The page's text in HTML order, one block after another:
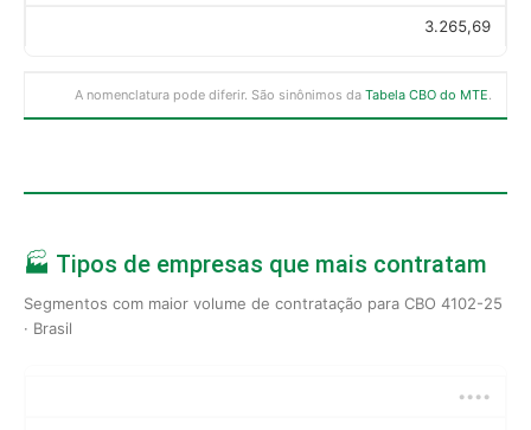
3.265,69
A nomenclatura pode diferir. São sinônimos da Tabela CBO do MTE.
🏭 Tipos de empresas que mais contratam
Segmentos com maior volume de contratação para CBO 4102-25
· Brasil
••••